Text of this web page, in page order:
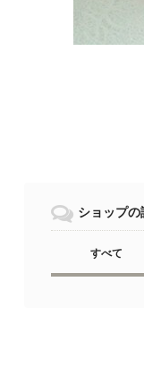
ショップの
すべて